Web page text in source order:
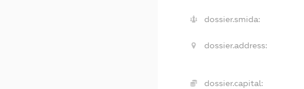
dossier.smida:
dossier.address:
dossier.capital: